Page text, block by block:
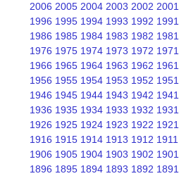
2006 2005 2004 2003 2002 2001
1996 1995 1994 1993 1992 1991
1986 1985 1984 1983 1982 1981
1976 1975 1974 1973 1972 1971
1966 1965 1964 1963 1962 1961
1956 1955 1954 1953 1952 1951
1946 1945 1944 1943 1942 1941
1936 1935 1934 1933 1932 1931
1926 1925 1924 1923 1922 1921
1916 1915 1914 1913 1912 1911
1906 1905 1904 1903 1902 1901
1896 1895 1894 1893 1892 1891